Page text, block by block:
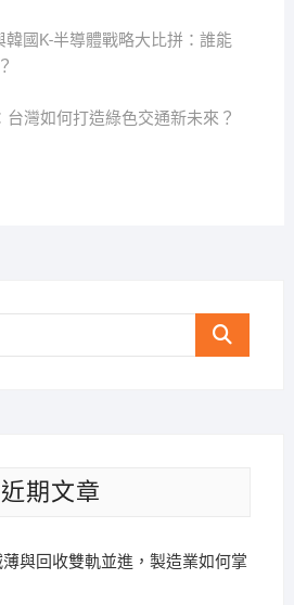
韓國K-半導體戰略大比拼：誰能
台灣如何打造綠色交通新未來？
Search
近期文章
與回收雙軌並進，製造業如何掌